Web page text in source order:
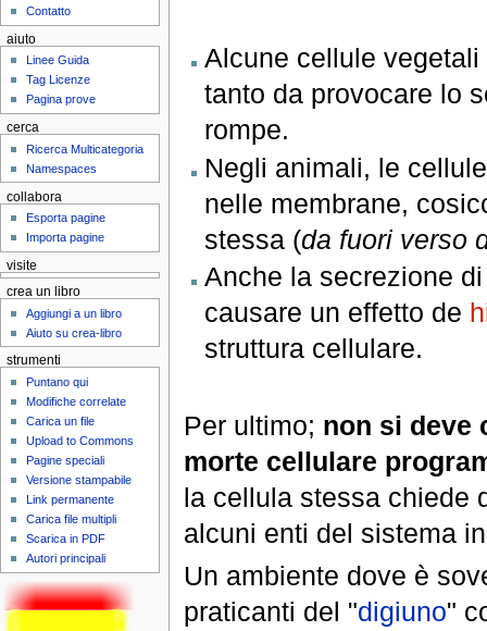
Alcune cellule
tanto da provocare lo
rompe.
Negli animali, le
nelle membrane,
stessa (da fuori verso
Anche la secrezione
causare un effetto de
struttura cellulare.
Per ultimo; non si deve
morte cellulare
la cellula stessa chiede
alcuni enti del sistema
Un ambiente dove è
praticanti del "digiuno"
Contatto
aiuto
Linee Guida
Tag Licenze
Pagina prove
cerca
Ricerca Multicategoria
Namespaces
collabora
Esporta pagine
Importa pagine
visite
crea un libro
Aggiungi a un libro
Aiuto su crea-libro
strumenti
Puntano qui
Modifiche correlate
Carica un file
Upload to Commons
Pagine speciali
Versione stampabile
Link permanente
Carica file multipli
Scarica in PDF
Autori principali